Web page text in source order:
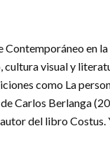
en
visual y
como La
Carlos Berlanga
del libro Costus.